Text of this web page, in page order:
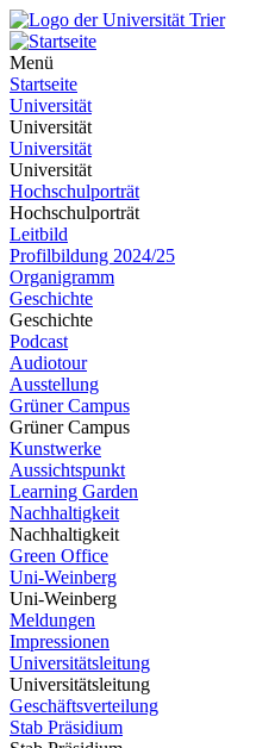
Menü
Startseite
Universität
Universität
Universität
Universität
Hochschulporträt
Hochschulporträt
Leitbild
Profilbildung 2024/25
Organigramm
Geschichte
Geschichte
Podcast
Audiotour
Ausstellung
Grüner Campus
Grüner Campus
Kunstwerke
Aussichtspunkt
Learning Garden
Nachhaltigkeit
Nachhaltigkeit
Green Office
Uni-Weinberg
Uni-Weinberg
Meldungen
Impressionen
Universitätsleitung
Universitätsleitung
Geschäftsverteilung
Stab Präsidium